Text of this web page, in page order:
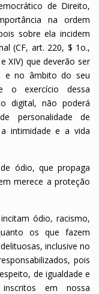
de Direito,
na ordem
sobre ela incidem
(CF, art. 220, $ 1o.,
XIV) que deverão ser
e no âmbito do seu
o exercício dessa
digital, não poderá
personalidade de
intimidade e a vida
ódio, que propaga
merece a proteção
ódio, racismo,
os que fazem
inclusive no
pois
de igualdade e
em nossa